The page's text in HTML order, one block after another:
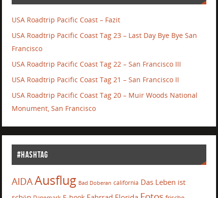
USA Roadtrip Pacific Coast – Fazit
USA Roadtrip Pacific Coast Tag 23 – Last Day Bye Bye San
Francisco
USA Roadtrip Pacific Coast Tag 22 – San Francisco III
USA Roadtrip Pacific Coast Tag 21 – San Francisco II
USA Roadtrip Pacific Coast Tag 20 – Muir Woods National
Monument, San Francisco
#Hashtag
AIDAAusflug Bad Doberan california Das Leben ist